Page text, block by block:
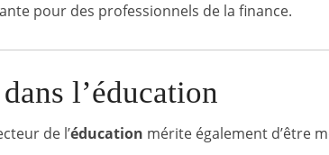
pour des professionnels de la finance.
l’éducation
de l’éducation mérite également d’être